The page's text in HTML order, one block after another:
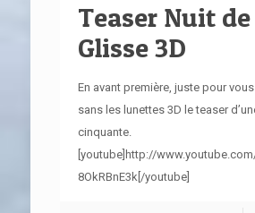
Teaser Nuit
Glisse 3D
En avant première, juste pour
sans les lunettes 3D le teaser
cinquante.
[youtube]http://
8OkRBnE3k[/youtube]